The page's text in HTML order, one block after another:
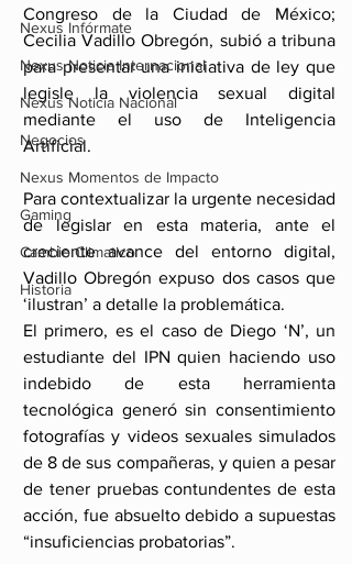
Nexus Infórmate
Nexus Noticia Internacional
Nexus Noticia Nacional
Negocios
Nexus Momentos de Impacto
Gaming
Cambio Climatico
Historia
Congreso de la Ciudad de México;
Cecilia Vadillo Obregón, subió a tribuna
para presentar una iniciativa de ley que
legisle la violencia sexual digital
mediante el uso de Inteligencia
Artificial.
Para contextualizar la urgente necesidad
de legislar en esta materia, ante el
creciente avance del entorno digital,
Vadillo Obregón expuso dos casos que
‘ilustran’ a detalle la problemática.
El primero, es el caso de Diego ‘N’, un
estudiante del IPN quien haciendo uso
indebido de esta herramienta
tecnológica generó sin consentimiento
fotografías y videos sexuales simulados
de 8 de sus compañeras, y quien a pesar
de tener pruebas contundentes de esta
acción, fue absuelto debido a supuestas
“insuficiencias probatorias”.